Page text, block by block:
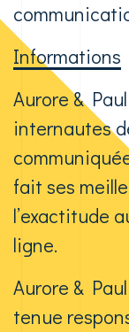
Informations
Aurore &
internautes
fait ses
l’exactitude
ligne.
Aurore &
tenue